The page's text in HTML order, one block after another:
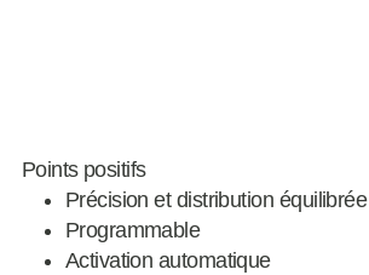
Points positifs
Précision et distribution équilibrée
Programmable
Activation automatique